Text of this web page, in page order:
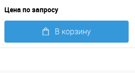
Цена по запросу
В корзину